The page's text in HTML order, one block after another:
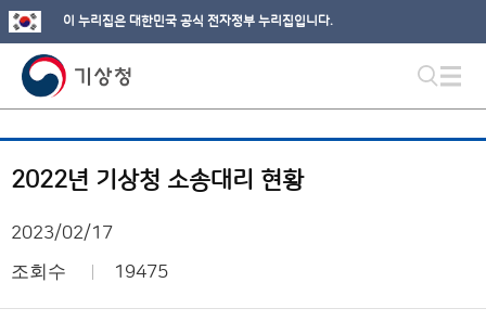
이 누리집은 대한민국 공식 전자정부 누리집입니다.
2022년 기상청 소송대리 현황
2023/02/17
조회수 19475